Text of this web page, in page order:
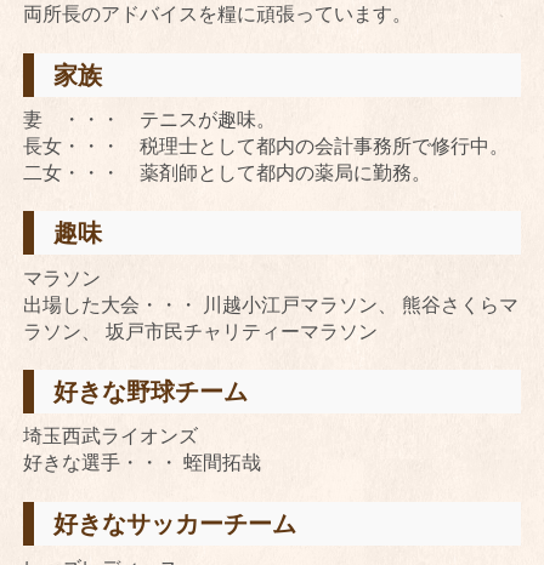
両所長のアドバイスを糧に頑張っています。
家族
妻 ・・・ テニスが趣味。
長女・・・ 税理士として都内の会計事務所で修行中。
二女・・・ 薬剤師として都内の薬局に勤務。
趣味
マラソン
出場した大会・・・ 川越小江戸マラソン、 熊谷さくらマ
ラソン、 坂戸市民チャリティーマラソン
好きな野球チーム
埼玉西武ライオンズ
好きな選手・・・ 蛭間拓哉
好きなサッカーチーム